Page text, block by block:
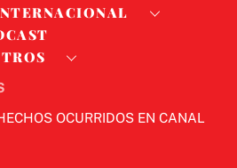
OCURRIDOS EN CANAL